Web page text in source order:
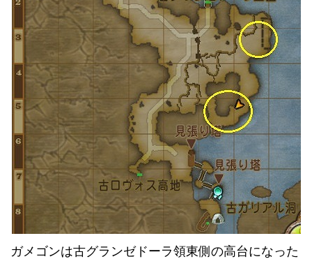
ガメゴンは古グランゼドーラ領東側の高台になった